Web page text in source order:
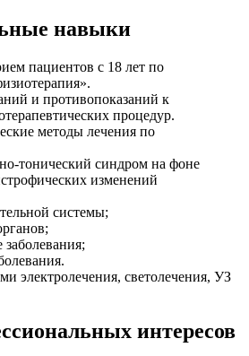
навыки
пациентов с 18 лет по
и противопоказаний к
процедур.
методы лечения по
тонический синдром на фоне
изменений
системы;
заболевания;
электролечения, светолечения, УЗ
интересов